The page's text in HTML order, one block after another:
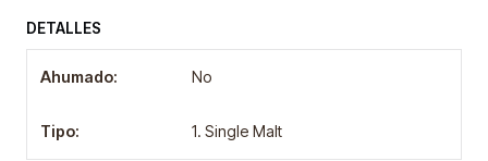
DETALLES
Ahumado: No
Tipo: 1. Single Malt